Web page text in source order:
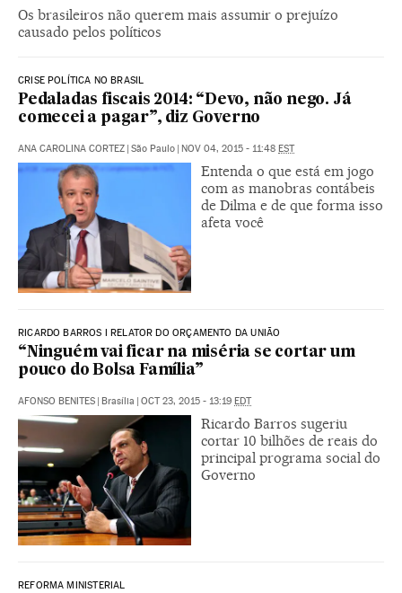
Os brasileiros não querem mais assumir o prejuízo
causado pelos políticos
CRISE POLÍTICA NO BRASIL
Pedaladas fiscais 2014: “Devo, não nego. Já
comecei a pagar”, diz Governo
ANA CAROLINA CORTEZ | São Paulo | NOV 04, 2015 - 11:48 EST
Entenda o que está em jogo
com as manobras contábeis
de Dilma e de que forma isso
afeta você
RICARDO BARROS I RELATOR DO ORÇAMENTO DA UNIÃO
“Ninguém vai ficar na miséria se cortar um
pouco do Bolsa Família”
AFONSO BENITES | Brasília | OCT 23, 2015 - 13:19 EDT
Ricardo Barros sugeriu
cortar 10 bilhões de reais do
principal programa social do
Governo
REFORMA MINISTERIAL